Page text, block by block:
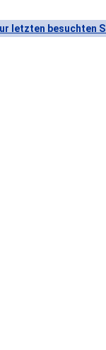
letzten besuchten